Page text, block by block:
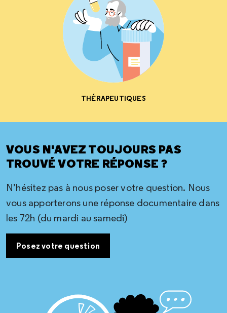
THÉRAPEUTIQUES
VOUS N'AVEZ TOUJOURS PAS
TROUVÉ VOTRE RÉPONSE ?
N’hésitez pas à nous poser votre question. Nous
vous apporterons une réponse documentaire dans
les 72h (du mardi au samedi)
Posez votre question